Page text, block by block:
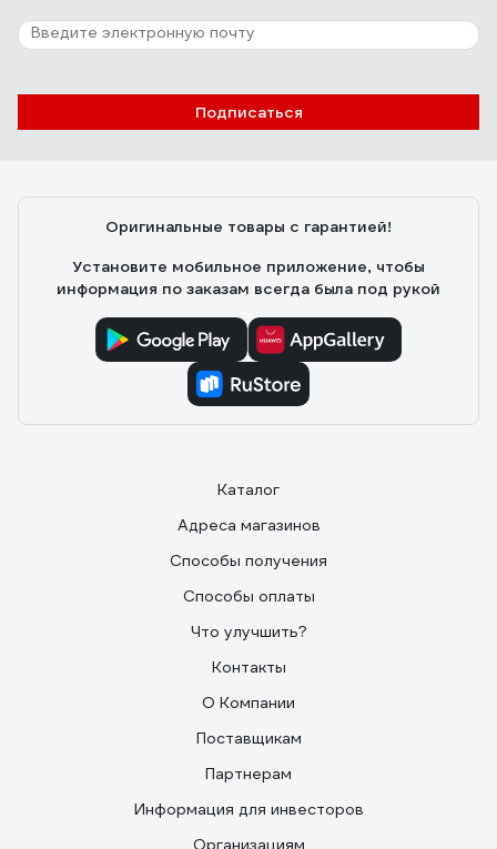
Подписаться
Оригинальные товары с гарантией!
Установите мобильное приложение, чтобы
информация по заказам всегда была под рукой
Каталог
Адреса магазинов
Способы получения
Способы оплаты
Что улучшить?
Контакты
О Компании
Поставщикам
Партнерам
Информация для инвесторов